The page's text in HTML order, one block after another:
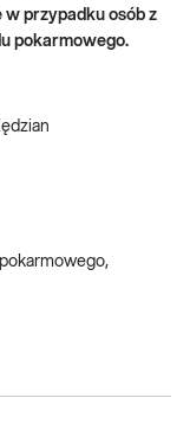
przypadku osób z
pokarmowego.